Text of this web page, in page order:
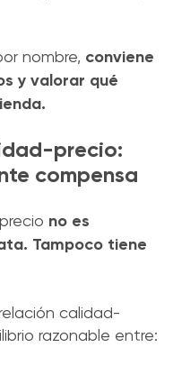
nombre, conviene
y valorar qué
precio:
compensa
no es
Tampoco tiene
calidad-
razonable entre: